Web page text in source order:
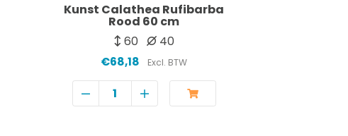
Kunst Calathea Rufibarba
Rood 60 cm
60
40
€68,18 Excl. BTW